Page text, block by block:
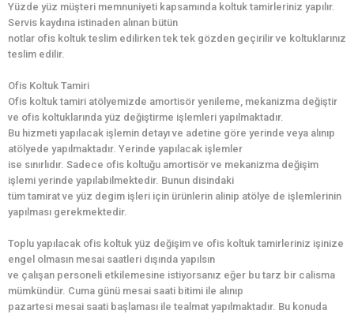
Yüzde yüz müşteri memnuniyeti kapsamında koltuk tamirleriniz yapılır.
Servis kaydına istinaden alınan bütün
notlar ofis koltuk teslim edilirken tek tek gözden geçirilir ve koltuklarınız
teslim edilir.
Ofis Koltuk Tamiri
Ofis koltuk tamiri atölyemizde amortisör yenileme, mekanizma değiştir
ve ofis koltuklarında yüz değiştirme işlemleri yapılmaktadır.
Bu hizmeti yapılacak işlemin detayı ve adetine göre yerinde veya alınıp
atölyede yapılmaktadır. Yerinde yapılacak işlemler
ise sınırlıdır. Sadece ofis koltuğu amortisör ve mekanizma değişim
işlemi yerinde yapılabilmektedir. Bunun disindaki
tüm tamirat ve yüz degim işleri için ürünlerin alinip atölye de işlemlerinin
yapılması gerekmektedir.
Toplu yapılacak ofis koltuk yüz değişim ve ofis koltuk tamirleriniz işinize
engel olmasın mesai saatleri dışında yapılsın
ve çalışan personeli etkilemesine istiyorsanız eğer bu tarz bir calisma
mümkündür. Cuma günü mesai saati bitimi ile alınıp
pazartesi mesai saati başlaması ile tealmat yapılmaktadır. Bu konuda